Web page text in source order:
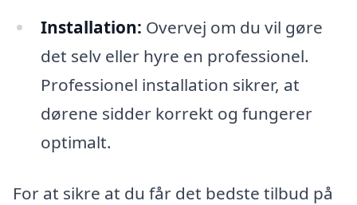
Installation: Overvej om du vil gøre
det selv eller hyre en professionel.
Professionel installation sikrer, at
dørene sidder korrekt og fungerer
optimalt.
For at sikre at du får det bedste tilbud på